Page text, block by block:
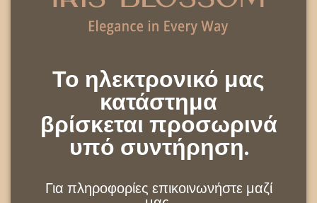
Το ηλεκτρονικό μας
κατάστημα
βρίσκεται προσωρινά
υπό συντήρηση.
Για πληροφορίες επικοινωνήστε μαζί